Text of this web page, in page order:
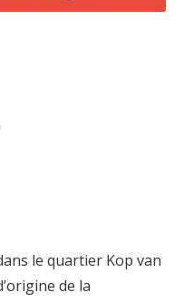
le quartier Kop van
de la